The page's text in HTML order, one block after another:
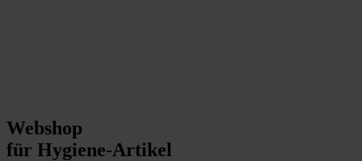
Webshop
für Hygiene-Artikel